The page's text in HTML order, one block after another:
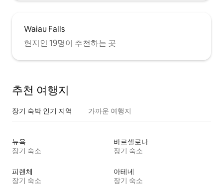
Waiau Falls
현지인 19명이 추천하는 곳
추천 여행지
장기 숙박 인기 지역 가까운 여행지
뉴욕
장기 숙소
바르셀로나
장기 숙소
피렌체
장기 숙소
아테네
장기 숙소